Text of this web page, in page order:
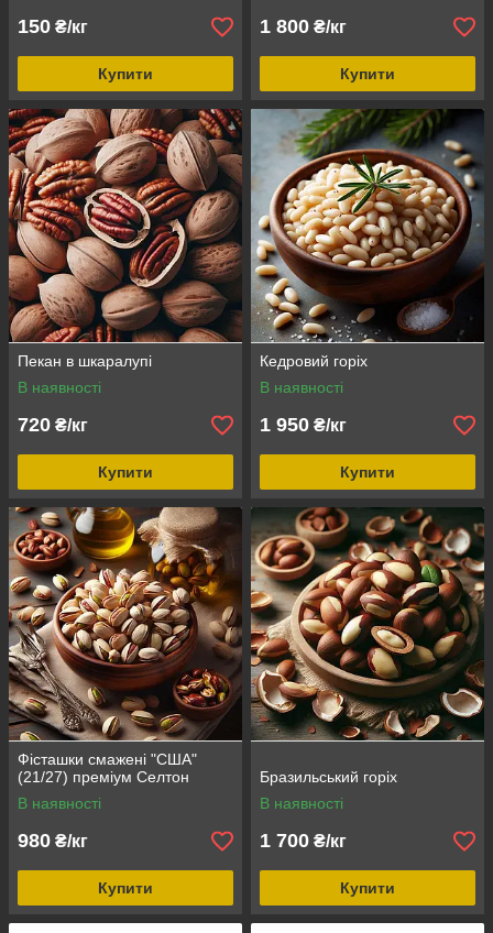
150 ₴/кг
Купити
1 800 ₴/кг
Купити
Пекан в шкаралупі
В наявності
720 ₴/кг
Купити
Кедровий горіх
В наявності
1 950 ₴/кг
Купити
Фісташки смажені "США"
(21/27) преміум Селтон
В наявності
980 ₴/кг
Купити
Бразильський горіх
В наявності
1 700 ₴/кг
Купити